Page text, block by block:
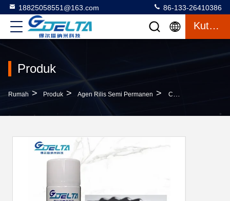
18825058551@163.com 86-133-26410386
Kutipan
Produk
Rumah > Produk > Agen Rilis Semi Permanen > Cairan Pelepas Cetakan Berbasis Pelarut DELTA Untuk Resin Epoksi